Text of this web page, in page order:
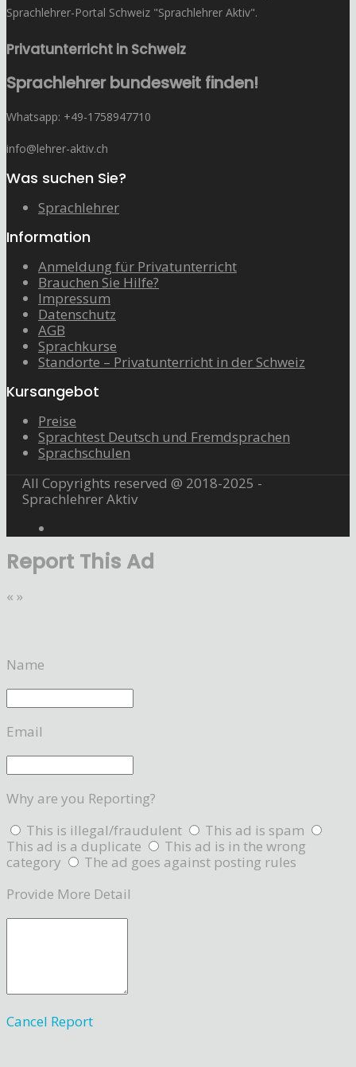
Sprachlehrer-Portal Schweiz "Sprachlehrer Aktiv".
Privatunterricht in Schweiz
Sprachlehrer bundesweit finden!
Whatsapp: ‭+49-1758947710
info@lehrer-aktiv.ch
Was suchen Sie?
Sprachlehrer
Information
Anmeldung für Privatunterricht
Brauchen Sie Hilfe?
Impressum
Datenschutz
AGB
Sprachkurse
Standorte – Privatunterricht in der Schweiz
Kursangebot
Preise
Sprachtest Deutsch und Fremdsprachen
Sprachschulen
All Copyrights reserved @ 2018-2025 -
Sprachlehrer Aktiv
Report This Ad
« »
Name
Email
Why are you Reporting?
This is illegal/fraudulent
This ad is spam
This ad is a duplicate
This ad is in the wrong
category
The ad goes against posting rules
Provide More Detail
Cancel Report